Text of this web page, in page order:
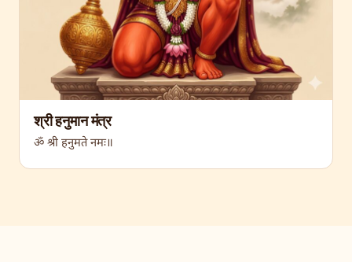
श्री हनुमान मंत्र
ॐ श्री हनुमते नमः॥